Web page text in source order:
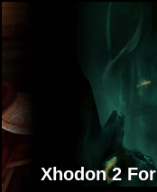
Xhodon 2